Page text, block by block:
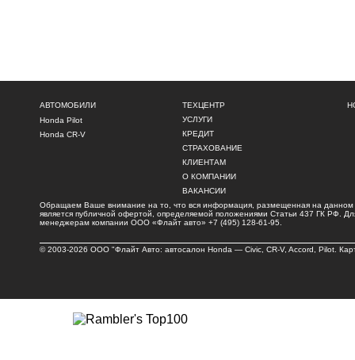
АВТОМОБИЛИ
Honda Pilot
Honda CR-V
ТЕХЦЕНТР
УСЛУГИ
КРЕДИТ
СТРАХОВАНИЕ
КЛИЕНТАМ
О КОМПАНИИ
ВАКАНСИИ
Обращаем Ваше внимание на то, что вся информация, размещенная на данном
является публичной офертой, определяемой положениями Статьи 437 ГК РФ.
менеджерам компании ООО «Флайт авто» +7 (495) 128-61-95
© 2003-2026 ООО "Флайт Авто: автосалон Honda — Civic , CR-V, Accord, Pilot.